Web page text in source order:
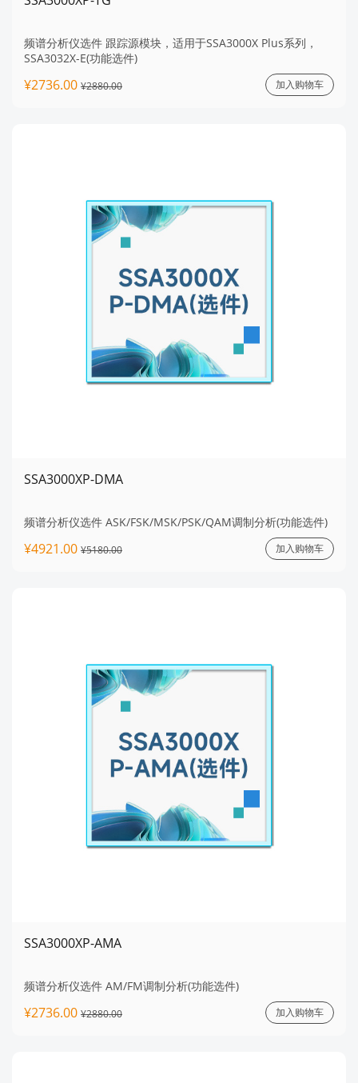
频谱分析仪选件 跟踪源模块，适用于SSA3000X Plus系列，
SSA3032X-E(功能选件)
¥2736.00 ¥2880.00 加入购物车
SSA3000XP-DMA
频谱分析仪选件 ASK/FSK/MSK/PSK/QAM调制分析(功能选件)
¥4921.00 ¥5180.00 加入购物车
SSA3000XP-AMA
频谱分析仪选件 AM/FM调制分析(功能选件)
¥2736.00 ¥2880.00 加入购物车